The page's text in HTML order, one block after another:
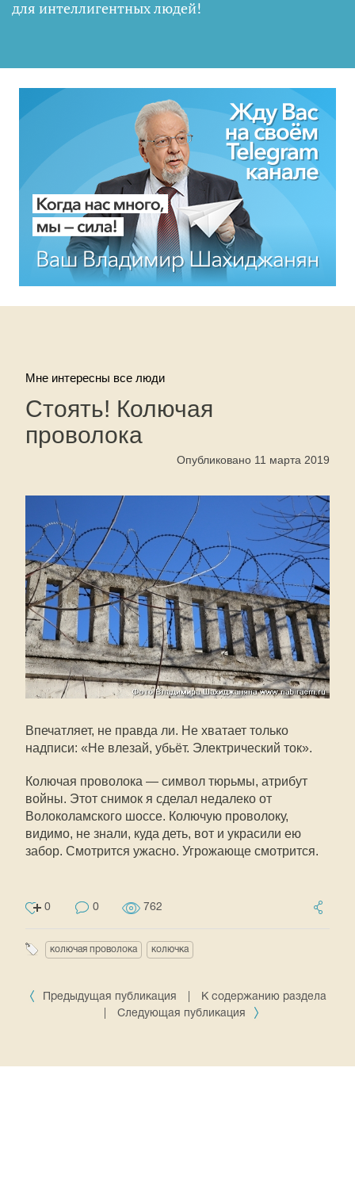
для интеллигентных людей!
Мне интересны все люди
Стоять! Колючая
проволока
Опубликовано 11 марта 2019
Впечатляет, не правда ли. Не хватает только
надписи: «Не влезай, убьёт. Электрический ток».
Колючая проволока — символ тюрьмы, атрибут
войны. Этот снимок я сделал недалеко от
Волоколамского шоссе. Колючую проволоку,
видимо, не знали, куда деть, вот и украсили ею
забор. Смотрится ужасно. Угрожающе смотрится.
0 0 762
колючая проволока колючка
Предыдущая публикация
К содержанию раздела
Следующая публикация